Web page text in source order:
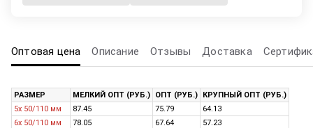
Оптовая цена Описание Отзывы Доставка
РАЗМЕР МЕЛКИЙ ОПТ (РУБ.) ОПТ (РУБ.)
КРУПНЫЙ ОПТ (РУБ.)
5х 50/110 мм
87.45 75.79
64.13
6х 50/110 мм
78.05 67.64
57.23